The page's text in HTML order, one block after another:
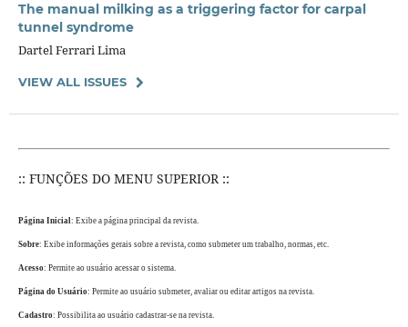
The manual milking as a triggering factor for carpal
tunnel syndrome
Dartel Ferrari Lima
VIEW ALL ISSUES
:: FUNÇÕES DO MENU SUPERIOR ::
Página Inicial: Exibe a página principal da revista.
Sobre: Exibe informações gerais sobre a revista, como submeter um trabalho, normas, etc.
Acesso: Permite ao usuário acessar o sistema.
Página do Usuário: Permite ao usuário submeter, avaliar ou editar artigos na revista.
Cadastro: Possibilita ao usuário cadastrar-se na revista.